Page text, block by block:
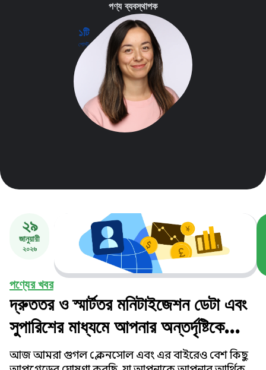
১টি
পোস্ট
পণ্য ব্যবস্থাপক
২৯
জানুয়ারী
২০২৬
পণ্যের খবর
দ্রুততর ও স্মার্টতর মনিটাইজেশন ডেটা এবং
সুপারিশের মাধ্যমে আপনার অন্তর্দৃষ্টিকে
ত্বরান্বিত করুন
আজ আমরা গুগল প্লে কনসোল এবং এর বাইরেও বেশ কিছু